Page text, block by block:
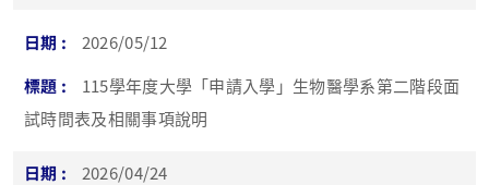
2026/05/12
115學年度大學「申請入學」生物醫學系第二階段面
試時間表及相關事項說明
2026/04/24